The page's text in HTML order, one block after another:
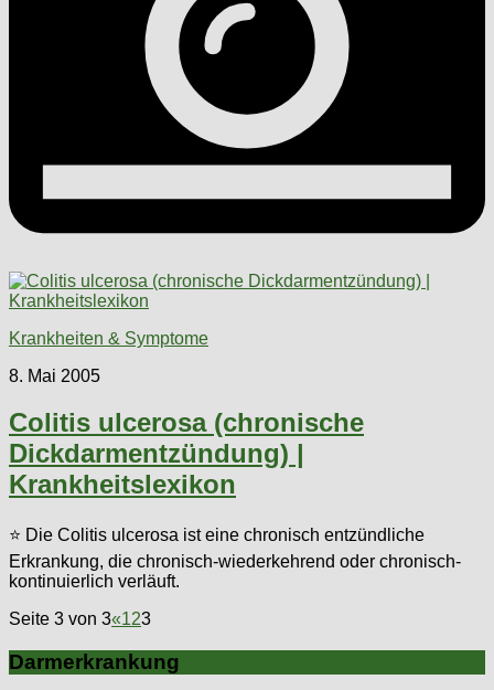
Krankheiten & Symptome
8. Mai 2005
Colitis ulcerosa (chronische
Dickdarmentzündung) |
Krankheitslexikon
⭐ Die Colitis ulcerosa ist eine chronisch entzündliche
Erkrankung, die chronisch-wiederkehrend oder chronisch-
kontinuierlich verläuft.
Seite 3 von 3«123
Darmerkrankung